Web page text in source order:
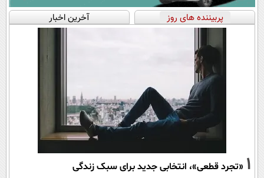
پربیننده های روز آخرین اخبار
1 «تجرد قطعی»، انتخابی جدید برای سبک زندگی